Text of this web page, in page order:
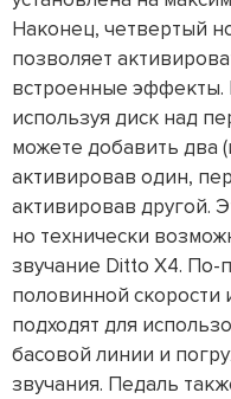
Наконец, четвертый
позволяет
встроенные
используя диск над
можете добавить два
активировав один,
активировав другой.
но технически
звучание Ditto X4.
половинной скорости
подходят для
басовой линии и
звучания. Педаль